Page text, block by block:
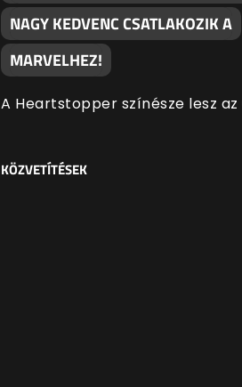
NAGY KEDVENC CSATLAKOZIK A
MARVELHEZ!
A Heartstopper színésze lesz az
KÖZVETÍTÉSEK